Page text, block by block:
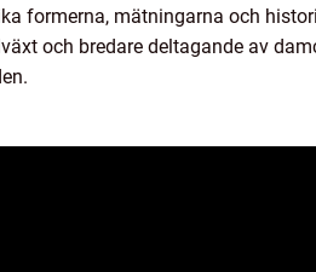
formerna, mätningarna och
och bredare deltagande av